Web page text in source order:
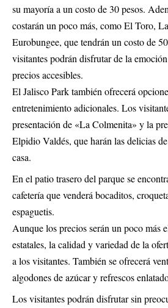
su mayoría a un costo de 30 pesos.
costarán un poco más, como El Toro,
Eurobungee, que tendrán un costo de
visitantes podrán disfrutar de la
precios accesibles.
El Jalisco Park también ofrecerá
entretenimiento adicionales. Los
presentación de «La Colmenita» y la
Elpidio Valdés, que harán las delicias
casa.
En el patio trasero del parque se
cafetería que venderá bocaditos,
espaguetis.
Aunque los precios serán un poco más
estatales, la calidad y variedad de la
a los visitantes. También se ofrecerá
algodones de azúcar y refrescos
Los visitantes podrán disfrutar sin